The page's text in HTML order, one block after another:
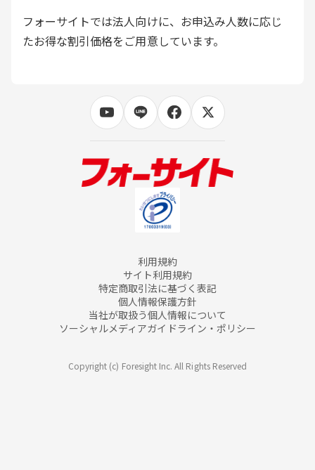
フォーサイトでは法人向けに、お申込み人数に応じ
たお得な割引価格をご用意しています。
利用規約
サイト利用規約
特定商取引法に基づく表記
個人情報保護方針
当社が取扱う個人情報について
ソーシャルメディアガイドライン・ポリシー
Copyright (c) Foresight Inc. All Rights Reserved